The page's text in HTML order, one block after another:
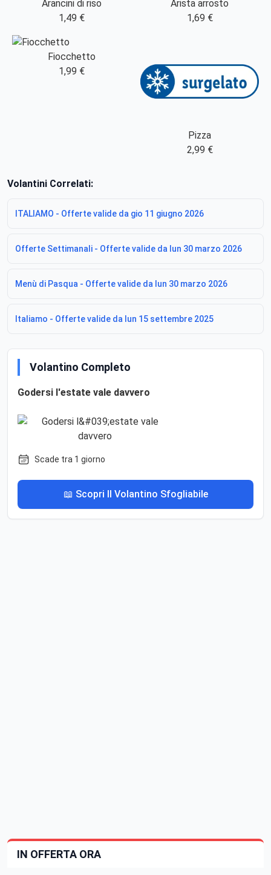
Arancini di riso
1,49 €
Arista arrosto
1,69 €
Fiocchetto
1,99 €
Pizza
2,99 €
Volantini Correlati:
ITALIAMO - Offerte valide da gio 11 giugno 2026
Offerte Settimanali - Offerte valide da lun 30 marzo 2026
Menù di Pasqua - Offerte valide da lun 30 marzo 2026
Italiamo - Offerte valide da lun 15 settembre 2025
Volantino Completo
Godersi l'estate vale davvero
Scade tra 1 giorno
📖 Scopri Il Volantino Sfogliabile
IN OFFERTA ORA